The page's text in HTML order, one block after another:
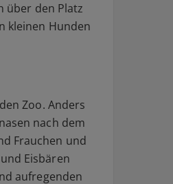
über den Platz
kleinen Hunden
Zoo. Anders
nach dem
Frauchen und
Eisbären
aufregenden